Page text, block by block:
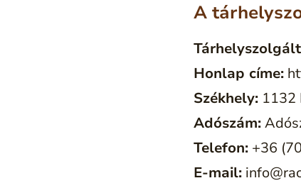
A
Honlap címe:
Székhely: 1132
Adószám:
Telefon: +36
E-mail: